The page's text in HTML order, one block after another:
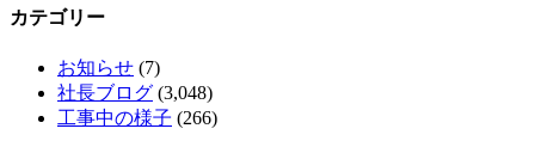
カテゴリー
お知らせ (7)
社長ブログ (3,048)
工事中の様子 (266)